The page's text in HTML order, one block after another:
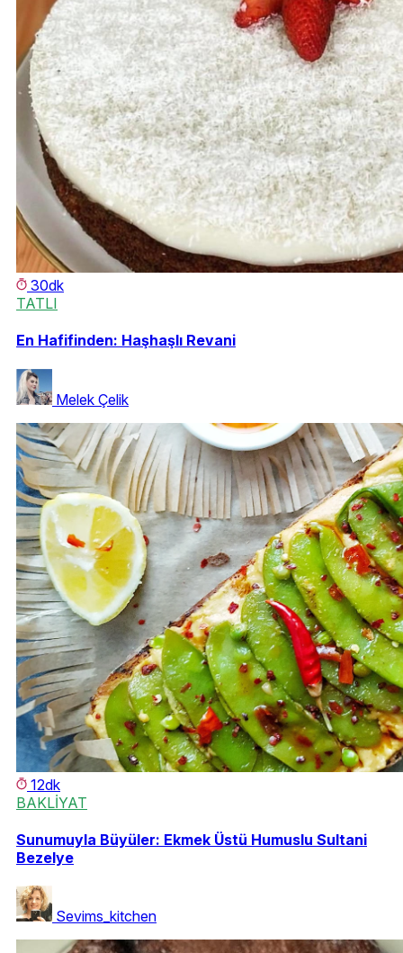
30dk
TATLI
En Hafifinden: Haşhaşlı Revani
Melek Çelik
12dk
BAKLİYAT
Sunumuyla Büyüler: Ekmek Üstü Humuslu Sultani
Bezelye
Sevims_kitchen